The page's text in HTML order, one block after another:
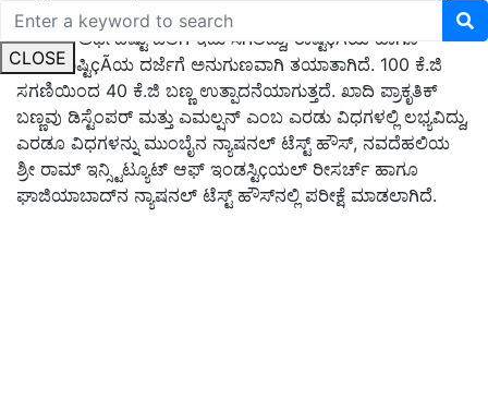
CLOSE
ಪೇಂಟ್ ರೀತಿಯೇ ಕಾಣಿಸಲಿದೆ. ವೆಚ್ಚದ ವಿಚಾರಕ್ಕೆ ಬಂದರೆ ಸಾಮಾನ್ಯ
ಪೇಂಟಿನ ಅರ್ಧದಷ್ಟು ಬೆಲೆಗೆ ಇದು ಸಿಗಲಿದ್ದು, ರಾಷ್ಟಿçÃಯ ಹಾಗೂ
ಅಂತಾರಾಷ್ಟಿçÃಯ ದರ್ಜೆಗೆ ಅನುಗುಣವಾಗಿ ತಯಾತಾಗಿದೆ. 100 ಕೆ.ಜಿ
ಸಗಣಿಯಿಂದ 40 ಕೆ.ಜಿ ಬಣ್ಣ ಉತ್ಪಾದನೆಯಾಗುತ್ತದೆ. ಖಾದಿ ಪ್ರಾಕೃತಿಕ್
ಬಣ್ಣವು ಡಿಸ್ಟೆಂಪರ್ ಮತ್ತು ಎಮಲ್ಷನ್ ಎಂಬ ಎರಡು ವಿಧಗಳಲ್ಲಿ ಲಭ್ಯವಿದ್ದು,
ಎರಡೂ ವಿಧಗಳನ್ನು ಮುಂಬೈನ ನ್ಯಾಷನಲ್ ಟೆಸ್ಟ್ ಹೌಸ್, ನವದೆಹಲಿಯ
ಶ್ರೀ ರಾಮ್ ಇನ್ಸ್ಟಿಟ್ಯೂಟ್ ಆಫ್ ಇಂಡಸ್ಟಿçಯಲ್ ರೀಸರ್ಚ್ ಹಾಗೂ
ಘಾಜಿಯಾಬಾದ್‌ನ ನ್ಯಾಷನಲ್ ಟೆಸ್ಟ್ ಹೌಸ್‌ನಲ್ಲಿ ಪರೀಕ್ಷೆ ಮಾಡಲಾಗಿದೆ.